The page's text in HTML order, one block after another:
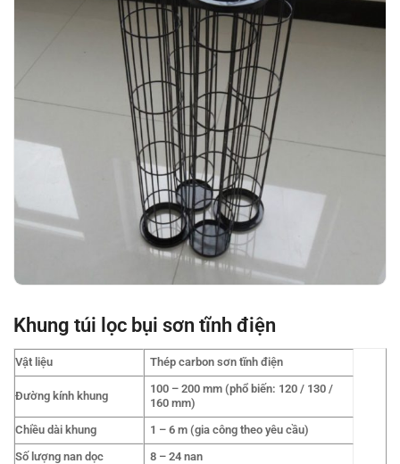
Khung túi lọc bụi sơn tĩnh điện
Vật liệu Thép carbon sơn tĩnh điện
Đường kính khung
100 – 200 mm (phổ biến: 120 / 130 /
160 mm)
Chiều dài khung
1 – 6 m (gia công theo yêu cầu)
Số lượng nan dọc
8 – 24 nan